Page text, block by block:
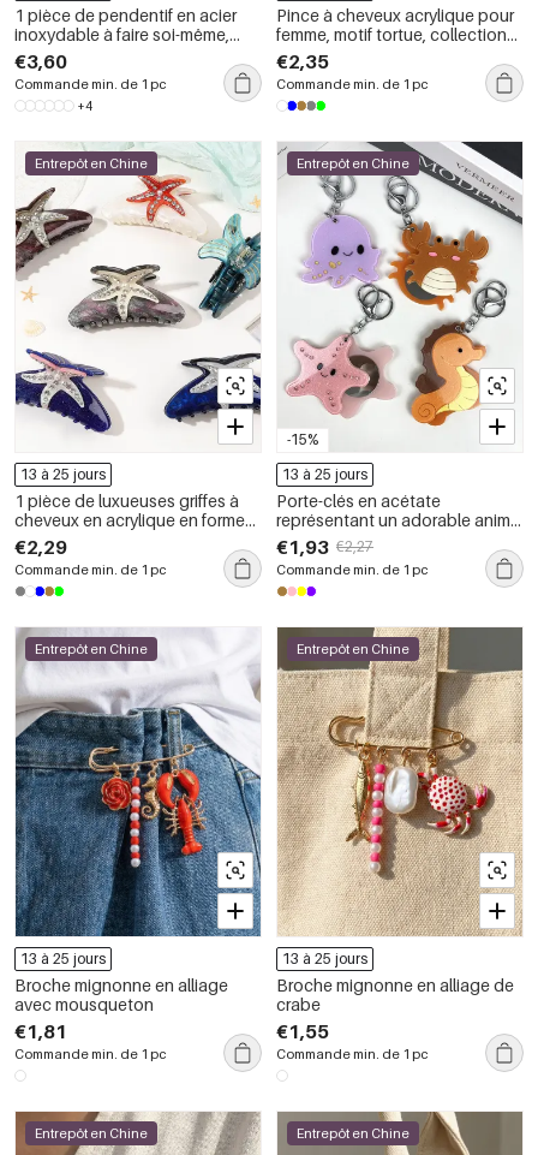
1 pièce de pendentif en acier
inoxydable à faire soi-même,
corde à cheveux
€3,60
Commande min. de 1 pc
+4
Pince à cheveux acrylique pour
femme, motif tortue, collection
luxe, 1 pièce
€2,35
Commande min. de 1 pc
Entrepôt en Chine
13 à 25 jours
1 pièce de luxueuses griffes à
cheveux en acrylique en forme
de tortue et d&#39;étoile de mer
pour femmes
€2,29
Commande min. de 1 pc
-15%
Entrepôt en Chine
13 à 25 jours
Porte-clés en acétate
représentant un adorable animal
marin (1 pièce)
€1,93 €2,27
Commande min. de 1 pc
Entrepôt en Chine
13 à 25 jours
Broche mignonne en alliage
avec mousqueton
€1,81
Commande min. de 1 pc
Entrepôt en Chine
13 à 25 jours
Broche mignonne en alliage de
crabe
€1,55
Commande min. de 1 pc
Entrepôt en Chine Entrepôt en Chine